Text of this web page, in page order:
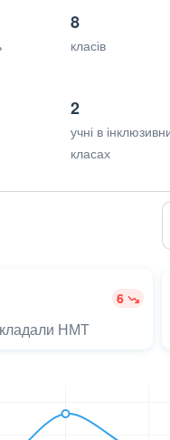
8
класів
2
учні в
класах
6
НМТ